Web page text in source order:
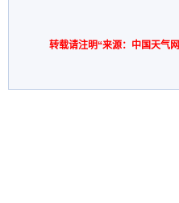
转载请注明“来源：中国天气网